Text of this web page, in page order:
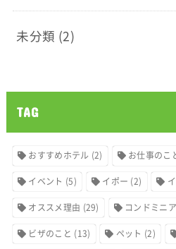
未分類 (2)
TAG
おすすめホテル (2) お仕事のこ
イベント (5) イポー (2)
オススメ理由 (29) コンドミニ
ビザのこと (13) ペット (2)